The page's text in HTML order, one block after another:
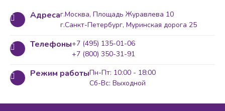
Адресаг.Москва, Площадь Журавлева 10
г.Санкт-Петербург, Муринская дорога 25
Телефоны+7 (495) 135-01-06
+7 (800) 350-31-91
Режим работыПн-Пт: 10:00 - 18:00
Сб-Вс: Выходной